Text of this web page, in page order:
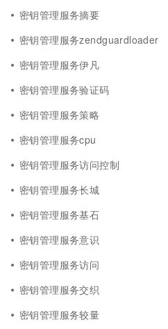
密钥管理服务摘要
密钥管理服务zendguardloader
密钥管理服务伊凡
密钥管理服务验证码
密钥管理服务策略
密钥管理服务cpu
密钥管理服务访问控制
密钥管理服务长城
密钥管理服务基石
密钥管理服务意识
密钥管理服务访问
密钥管理服务交织
密钥管理服务较量